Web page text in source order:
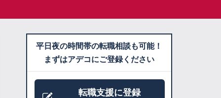
平日夜の時間帯の転職相談も可能！
まずはアデコにご登録ください
転職支援に登録